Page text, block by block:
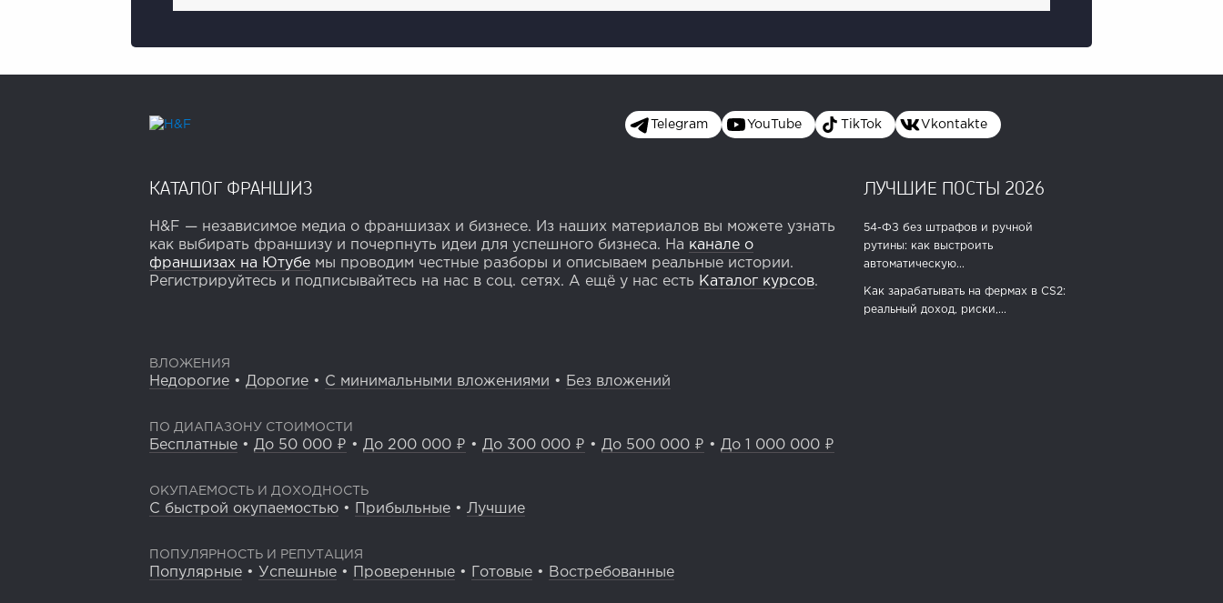
Telegram YouTube TikTok Vkontakte
КАТАЛОГ ФРАНШИЗ
H&F — независимое медиа о франшизах и бизнесе. Из наших материалов вы можете узнать
как выбирать франшизу и почерпнуть идеи для успешного бизнеса. На канале о
франшизах на Ютубе мы проводим честные разборы и описываем реальные истории.
Регистрируйтесь и подписывайтесь на нас в соц. сетях. А ещё у нас есть Каталог курсов.
ЛУЧШИЕ ПОСТЫ 2026
54-ФЗ без штрафов и ручной
рутины: как выстроить
автоматическую...
Как зарабатывать на фермах в CS2:
реальный доход, риски,...
ВЛОЖЕНИЯ
Недорогие • Дорогие • С минимальными вложениями • Без вложений
ПО ДИАПАЗОНУ СТОИМОСТИ
Бесплатные • До 50 000 ₽ • До 200 000 ₽ • До 300 000 ₽ • До 500 000 ₽ • До 1 000 000 ₽
ОКУПАЕМОСТЬ И ДОХОДНОСТЬ
С быстрой окупаемостью • Прибыльные • Лучшие
ПОПУЛЯРНОСТЬ И РЕПУТАЦИЯ
Популярные • Успешные • Проверенные • Готовые • Востребованные